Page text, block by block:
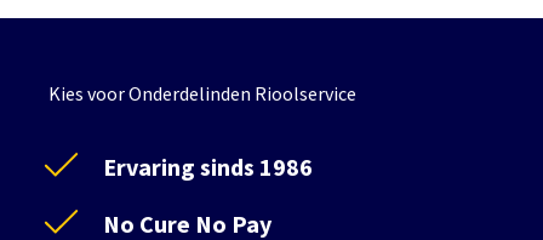
Kies voor Onderdelinden Rioolservice
Ervaring sinds 1986
No Cure No Pay